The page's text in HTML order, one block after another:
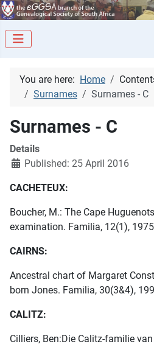
You are here: Home
Surnames
Surnames - C
Surnames - C
Details
Published: 25 April 2016
CACHETEUX:
Boucher, M.: The Cape
examination. Familia, 12(1),
CAIRNS:
Ancestral chart of Margaret
born Jones. Familia, 30(3&4),
CALITZ:
Cilliers, Ben:Die Calitz-familie